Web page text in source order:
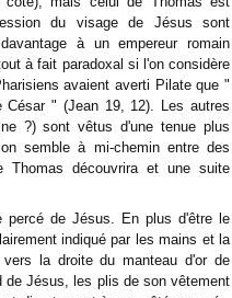
du visage de Jésus sont
à un empereur romain
à fait paradoxal si l'on considère
avaient averti Pilate que "
" (Jean 19, 12). Les autres
?) sont vêtus d'une tenue plus
semble à mi-chemin entre des
Thomas découvrira et une suite
percé de Jésus. En plus d'être le
indiqué par les mains et la
la droite du manteau d'or de
de Jésus, les plis de son vêtement